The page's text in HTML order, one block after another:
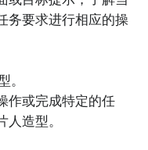
官方直播陪你玩
务要求进行相应的操
作或完成特定的任
造型。